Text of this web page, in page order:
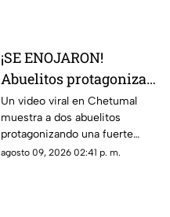
¡SE ENOJARON!
Abuelitos protagonizan
FUERTE PELEA en
Chetumal; el video se
viralizó
Un video viral en Chetumal
muestra a dos abuelitos
protagonizando una fuerte
pelea en plena vía pública; esto
agosto 09, 2026 02:41 p. m.